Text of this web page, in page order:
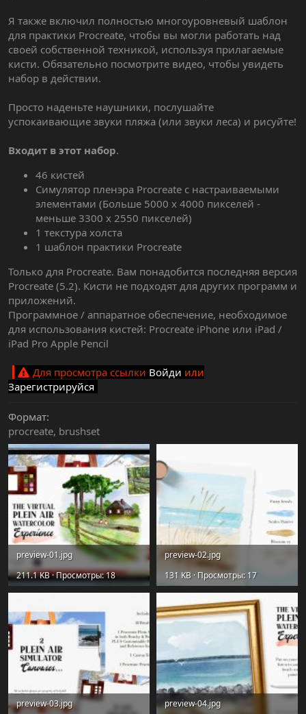
Я также включил полностью многоуровневый шаблон
для практики Procreate, чтобы вы могли работать над
своей собственной техникой, используя прилагаемые
кисти. Обязательно посмотрите видео, чтобы увидеть
набор в действии.
Просто наденьте наушники, послушайте
успокаивающие звуки пляжа (или звуки леса) и рисуйте!
Входит в этот набор.
46 кистей
Симулятор пленэра Procreate с настраиваемыми
элементами (Больше 5000 x 4000 пикселей -
меньше 3300 x 2550 пикселей)
1 текстура холста
1 шаблон практики Procreate
Только для Procreate. Вам понадобится последняя версия
Procreate (5.2). Кисти не подходят для других программ и
приложений.
Программное / аппаратное обеспечение, необходимое
для использования кистей: Procreate iPhone или iPad /
iPad Pro Apple Pencil
Для просмотра ссылки Войди или
Зарегистрируйся
Формат
procreate brushset
preview-01.jpg
211.1 KB · Просмотры: 18
preview-02.jpg
131 KB · Просмотры: 17
preview-03.jpg preview-04.jpg